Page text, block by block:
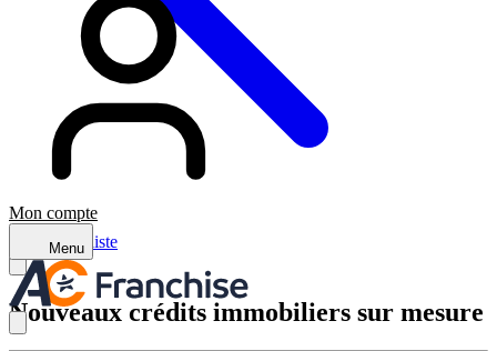
Mon compte
Menu
Retour à la liste
Nouveaux crédits immobiliers sur mesure